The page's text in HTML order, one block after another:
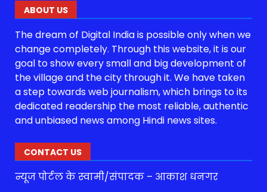
ABOUT US
The dream of Digital India is possible only when we
change completely. Through this website, it is our
goal to show every small and big development of
the village and the city through it. We have taken
a step towards web journalism, which brings to its
dedicated readership the most reliable, authentic
and unbiased news among Hindi news sites.
CONTACT US
न्यूज पोर्टल के स्वामी/संपादक – आकाश धनगर